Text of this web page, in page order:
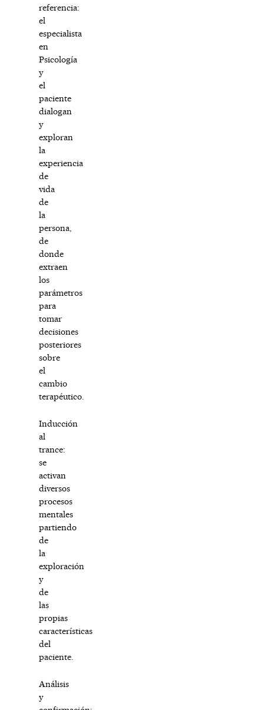
referencia:
el
especialista
en
Psicología
y
el
paciente
dialogan
y
exploran
la
experiencia
de
vida
de
la
persona,
de
donde
extraen
los
parámetros
para
tomar
decisiones
posteriores
sobre
el
cambio
terapéutico.
Inducción
al
trance:
se
activan
diversos
procesos
mentales
partiendo
de
la
exploración
y
de
las
propias
características
del
paciente.
Análisis
y